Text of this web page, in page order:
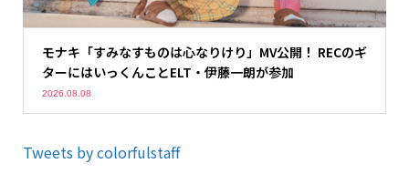
モナキ「すみなすものは心なりけり」MV公開！ RECのギ
ターにはいっくんことELT・伊藤一朗が参加
2026.08.08
Tweets by colorfulstaff